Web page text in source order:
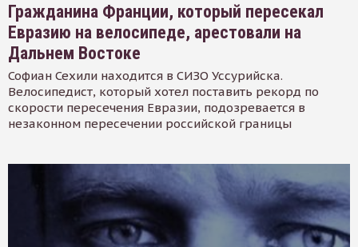
Гражданина Франции, который пересекал
Евразию на велосипеде, арестовали на
Дальнем Востоке
Софиан Сехили находится в СИЗО Уссурийска.
Велосипедист, который хотел поставить рекорд по
скорости пересечения Евразии, подозревается в
незаконном пересечении российской границы